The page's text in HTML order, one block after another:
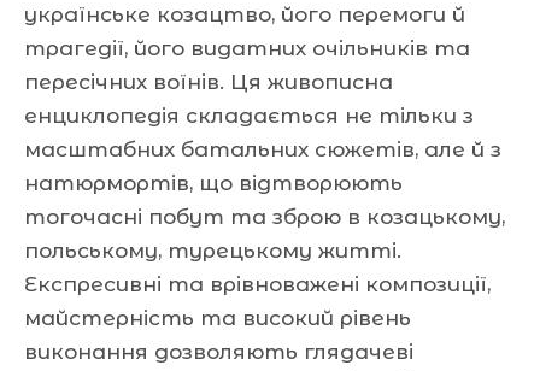
українське козацтво, його перемоги й
трагедії, його видатних очільників та
пересічних воїнів. Ця живописна
енциклопедія складається не тільки з
масштабних батальних сюжетів, але й з
натюрмортів, що відтворюють
тогочасні побут та зброю в козацькому,
польському, турецькому житті.
Експресивні та врівноважені композиції,
майстерність та високий рівень
виконання дозволяють глядачеві